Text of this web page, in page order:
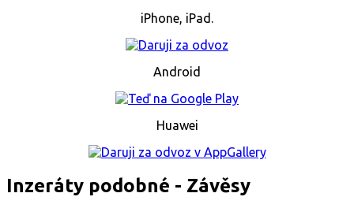
iPhone, iPad.
Android
Huawei
Inzeráty podobné - Závěsy